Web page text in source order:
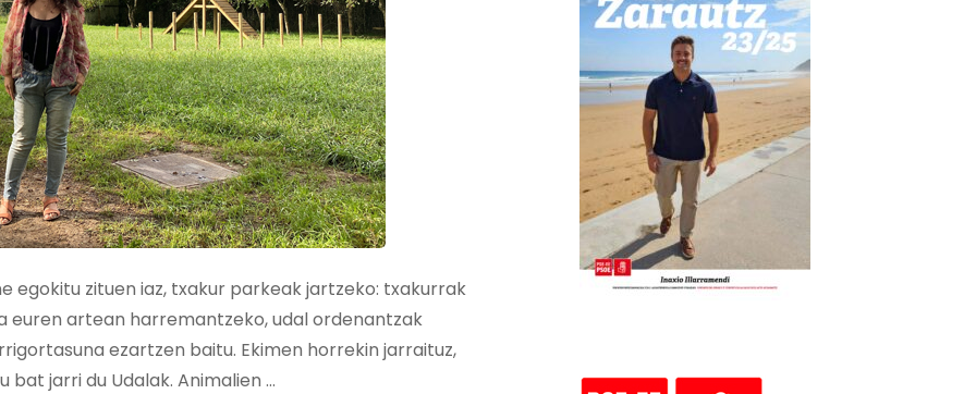
egokitu zituen iaz, txakur parkeak jartzeko: txakurrak
euren artean harremantzeko, udal ordenantzak
ezartzen baitu. Ekimen horrekin jarraituz,
bat jarri du Udalak. Animalien …